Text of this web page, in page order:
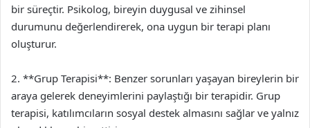
bir süreçtir. Psikolog, bireyin duygusal ve zihinsel
durumunu değerlendirerek, ona uygun bir terapi planı
oluşturur.
2. **Grup Terapisi**: Benzer sorunları yaşayan bireylerin bir
araya gelerek deneyimlerini paylaştığı bir terapidir. Grup
terapisi, katılımcıların sosyal destek almasını sağlar ve yalnız